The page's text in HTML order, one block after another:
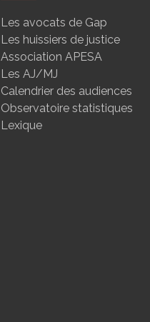
Les avocats de Gap
Les huissiers de justice
Association APESA
Les AJ/MJ
Calendrier des audiences
Observatoire statistiques
Lexique